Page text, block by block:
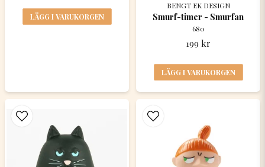
LÄGG I VARUKORGEN
BENGT EK DESIGN
Smurf-timer - Smurfan
680
199 kr
LÄGG I VARUKORGEN